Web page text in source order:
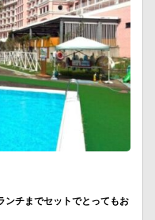
チまでセットでとってもお